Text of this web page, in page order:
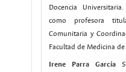
Docencia
como profesora
Comunitaria y
Facultad de Medicina
Irene Parra García